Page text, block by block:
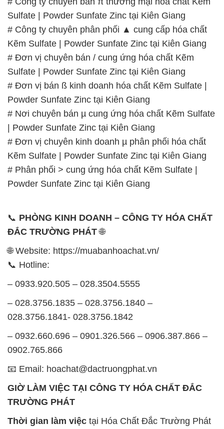
Sulfate | Powder Sunfate Zinc tại Kiên Giang
# Công ty chuyên phân phối ▲ cung cấp hóa chất
Kẽm Sulfate | Powder Sunfate Zinc tại Kiên Giang
# Đơn vị chuyên bán / cung ứng hóa chất Kẽm
Sulfate | Powder Sunfate Zinc tại Kiên Giang
# Đơn vị bán ß kinh doanh hóa chất Kẽm Sulfate |
Powder Sunfate Zinc tại Kiên Giang
# Nơi chuyên bán µ cung ứng hóa chất Kẽm Sulfate
| Powder Sunfate Zinc tại Kiên Giang
# Đơn vị chuyên kinh doanh µ phân phối hóa chất
Kẽm Sulfate | Powder Sunfate Zinc tại Kiên Giang
# Phân phối > cung ứng hóa chất Kẽm Sulfate |
Powder Sunfate Zinc tại Kiên Giang
📞 PHÒNG KINH DOANH – CÔNG TY HÓA CHẤT
ĐẮC TRƯỜNG PHÁT🌐
🌐 Website: https://muabanhoachat.vn/
📞 Hotline:
– 0933.920.505 – 028.3504.5555
– 028.3756.1835 – 028.3756.1840 –
028.3756.1841- 028.3756.1842
– 0932.660.696 – 0901.326.566 – 0906.387.866 –
0902.765.866
📧 Email: hoachat@dactruongphat.vn
GIỜ LÀM VIỆC TẠI CÔNG TY HÓA CHẤT ĐẮC
TRƯỜNG PHÁT
Thời gian làm việc tại Hóa Chất Đắc Trường Phát